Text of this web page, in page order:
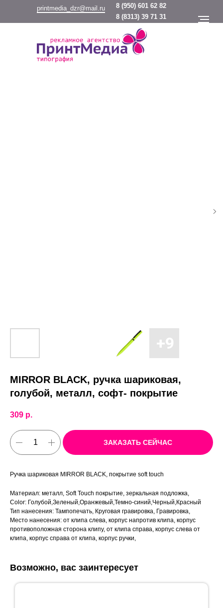
8 (950) 601 62 82
printmedia_dzr@mail.ru
8 (8313) 39 71 31
MIRROR BLACK, ручка шариковая,
голубой, металл, софт- покрытие
309 р.
ЗАКАЗАТЬ СЕЙЧАС
Ручка шариковая MIRROR BLACK, покрытие soft touch
Материал: металл, Soft Touch покрытие, зеркальная подложка,
Color: Голубой,Зеленый,Оранжевый,Темно-синий,Черный,Красный
Тип нанесения: Тампопечать, Круговая гравировка, Гравировка,
Место нанесения: от клипа слева, корпус напротив клипа, корпус
противоположная сторона клипу, от клипа справа, корпус слева от
клипа, корпус справа от клипа, корпус ручки,
Возможно, вас заинтересует